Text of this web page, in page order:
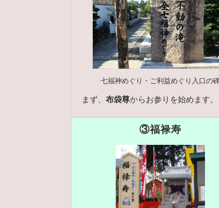
七福神めぐり・ご利益めぐり入口の
まず、 布袋尊からお参りを始めます。
③福禄寿